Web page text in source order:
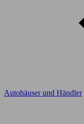
Autohäuser und Händler